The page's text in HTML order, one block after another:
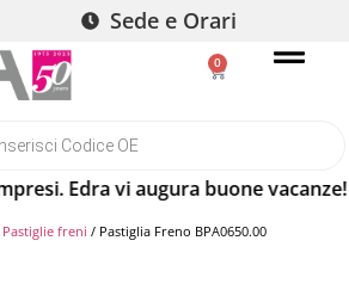
Sede e Orari
0
Edra vi augura buone vacanze!
Pastiglie freni / Pastiglia Freno BPA0650.00